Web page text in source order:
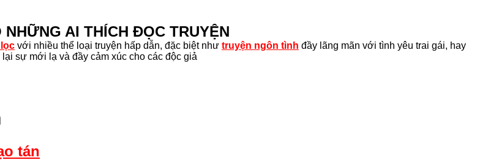
NHỮNG AI THÍCH ĐỌC TRUYỆN
với nhiều thể loại truyện hấp dẫn, đặc biệt như truyện ngôn tình đầy lãng mãn với tình yêu trai gái, hay
sự mới lạ và đầy cảm xúc cho các độc giả
tán